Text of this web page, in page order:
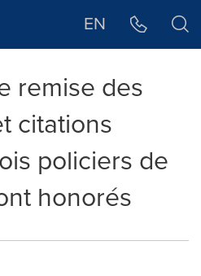
EN
remise des
citations
policiers de
honorés